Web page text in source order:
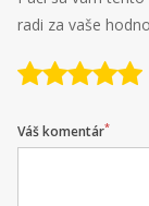
radi za vaše
Váš komentár*